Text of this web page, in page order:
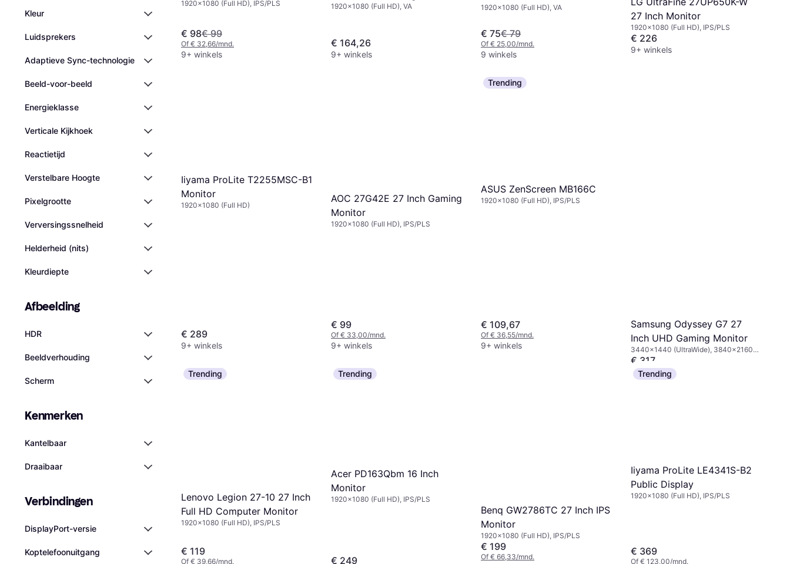
Kleur
Luidsprekers
Adaptieve Sync-technologie
Beeld-voor-beeld
Energieklasse
Verticale Kijkhoek
Reactietijd
Verstelbare Hoogte
Pixelgrootte
Verversingssnelheid
Helderheid (nits)
Kleurdiepte
Afbeelding
HDR
Beeldverhouding
Scherm
Kenmerken
Kantelbaar
Draaibaar
Verbindingen
DisplayPort-versie
Koptelefoonuitgang
1920x1080 (Full HD), IPS/PLS
€ 98€ 99
Of € 32,66/mnd.
9+ winkels
1920x1080 (Full HD), VA
€ 164,26
9+ winkels
1920x1080 (Full HD), VA
€ 75€ 79
Of € 25,00/mnd.
9 winkels
27 Inch Monitor
1920x1080 (Full HD), IPS/PLS
€ 226
9+ winkels
Iiyama ProLite T2255MSC-B1
Monitor
1920x1080 (Full HD)
€ 289
9+ winkels
AOC 27G42E 27 Inch Gaming
Monitor
1920x1080 (Full HD), IPS/PLS
€ 99
Of € 33,00/mnd.
9+ winkels
Trending
ASUS ZenScreen MB166C
1920x1080 (Full HD), IPS/PLS
€ 109,67
Of € 36,55/mnd.
9+ winkels
Samsung Odyssey G7 27
Inch UHD Gaming Monitor
3440x1440 (UltraWide), 3840x2160
(4K), 2560x1440, 1920x1080 (Full HD)
€ 317
Of € 105,66/mnd.
9+ winkels
Trending
Lenovo Legion 27-10 27 Inch
Full HD Computer Monitor
1920x1080 (Full HD), IPS/PLS
€ 119
Of € 39,66/mnd.
Trending
Acer PD163Qbm 16 Inch
Monitor
1920x1080 (Full HD), IPS/PLS
€ 249
Benq GW2786TC 27 Inch IPS
Monitor
1920x1080 (Full HD), IPS/PLS
€ 199
Of € 66,33/mnd.
Trending
Iiyama ProLite LE4341S-B2
Public Display
1920x1080 (Full HD), IPS/PLS
€ 369
Of € 123,00/mnd.